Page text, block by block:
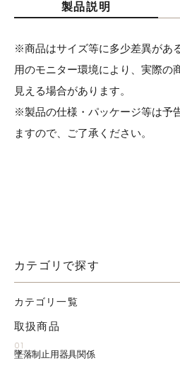
製品説明
※商品はサイズ等に多少差異があ
用のモニター環境により、実際の
見える場合があります。
※製品の仕様・パッケージ等は予
ますので、ご了承ください。
カテゴリで探す
カテゴリ一覧
取扱商品
01
墜落制止用器具関係